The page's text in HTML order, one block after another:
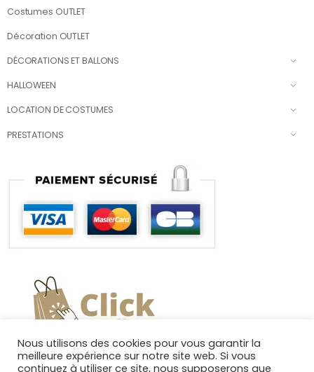
Costumes OUTLET
Décoration OUTLET
DÉCORATIONS ET BALLONS
HALLOWEEN
LOCATION DE COSTUMES
PRESTATIONS
Nous utilisons des cookies pour vous garantir la
meilleure expérience sur notre site web. Si vous
continuez à utiliser ce site, nous supposerons que